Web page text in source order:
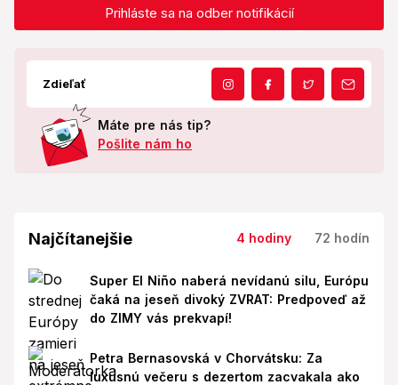
Prihláste sa na odber notifikácií
Zdieľať
Máte pre nás tip?
Pošlite nám ho
Najčítanejšie 4 hodiny 72 hodín
Super El Niño naberá nevídanú silu, Európu
čaká na jeseň divoký ZVRAT: Predpoveď až
do ZIMY vás prekvapí!
Petra Bernasovská v Chorvátsku: Za
luxusnú večeru s dezertom zacvakala ako